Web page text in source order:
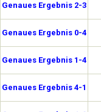
Genaues Ergebnis 2-3
Genaues Ergebnis 0-4
Genaues Ergebnis 1-4
Genaues Ergebnis 4-1